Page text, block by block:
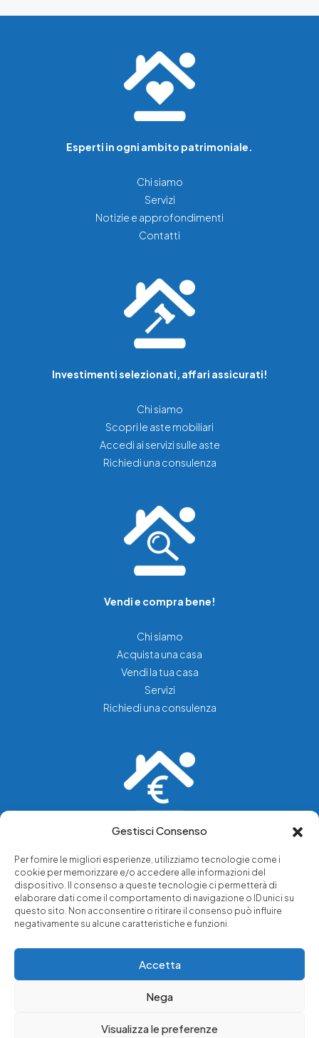
Gestisci Consenso
Per fornire le migliori esperienze, utilizziamo tecnologie come i
cookie per memorizzare e/o accedere alle informazioni del
dispositivo. Il consenso a queste tecnologie ci permetterà di
elaborare dati come il comportamento di navigazione o ID unici su
questo sito. Non acconsentire o ritirare il consenso può influire
negativamente su alcune caratteristiche e funzioni.
Accetta
Nega
Visualizza le preferenze
Esperti in ogni ambito patrimoniale.
Chi siamo
Servizi
Notizie e approfondimenti
Contatti
Investimenti selezionati, affari assicurati!
Chi siamo
Scopri le aste mobiliari
Accedi ai servizi sulle aste
Richiedi una consulenza
Vendi e compra bene!
Chi siamo
Acquista una casa
Vendi la tua casa
Servizi
Richiedi una consulenza
Chi siamo
Servizi di tutela legale
Notizie e approfondimenti
14571101006 - Tutti i diritti riservati